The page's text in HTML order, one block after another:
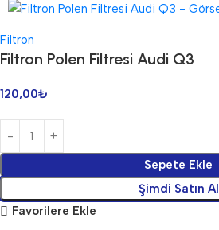
Filtron
Filtron Polen Filtresi Audi Q3
120,00₺
Sepete Ekle
Şimdi Satın Al
Favorilere Ekle